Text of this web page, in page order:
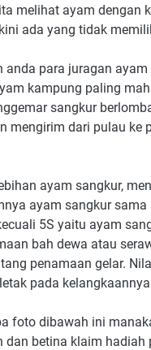
melihat ayam dengan
ada yang tidak
anda para juragan ayam
kampung paling
sangkur
mengirim dari pulau ke
ayam sangkur,
ayam sangkur sama
5S yaitu ayam
bah dewa atau
penamaan gelar.
pada
foto dibawah ini
dan betina klaim hadiah